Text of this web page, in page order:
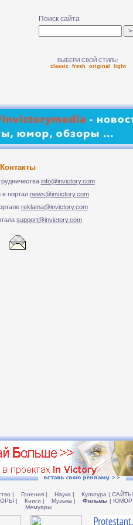
Поиск сайта
ВЫБЕРИ СВОЙ СТИЛЬ:
classic
fresh original light
Контакты
info@invictory.com
в портал news@invictory.com
reklama@invictory.com
support@invictory.com
| Гонения | Наука | Культура | САЙТЫ
| Книги | Музыка | Фильмы | ЮМОР
Мемуары